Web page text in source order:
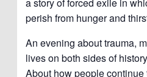
perish from hunger and
An evening about trauma,
lives on both sides of
About how people